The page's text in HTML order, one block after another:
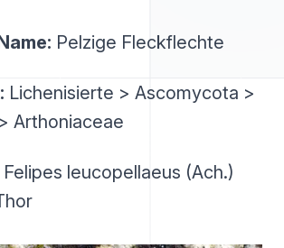
Pelzige Fleckflechte
Lichenisierte > Ascomycota >
Arthoniaceae
Felipes leucopellaeus (Ach.)